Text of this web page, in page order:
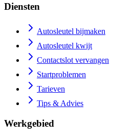
Diensten
Autosleutel bijmaken
Autosleutel kwijt
Contactslot vervangen
Startproblemen
Tarieven
Tips & Advies
Werkgebied